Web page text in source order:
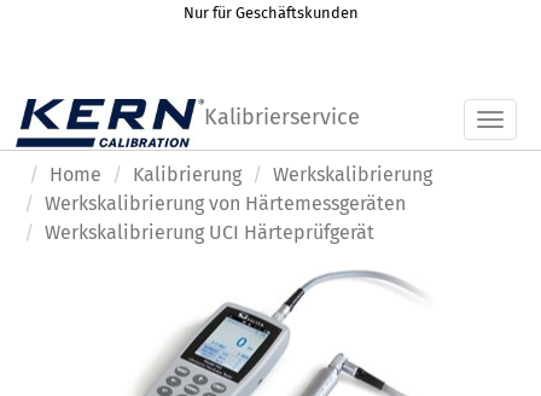
Nur für Geschäftskunden
Kalibrierservice
Home Kalibrierung
Werkskalibrierung
Werkskalibrierung von Härtemessgeräten
Werkskalibrierung UCI Härteprüfgerät